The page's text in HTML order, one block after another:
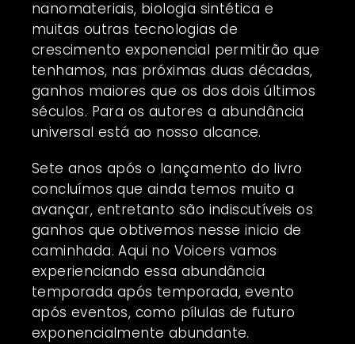
nanomateriais, biologia sintética e
muitas outras tecnologias de
crescimento exponencial permitirão que
tenhamos, nas próximas duas décadas,
ganhos maiores que os dos dois últimos
séculos. Para os autores a abundância
universal está ao nosso alcance.
Sete anos após o lançamento do livro
concluímos que ainda temos muito a
avançar, entretanto são indiscutíveis os
ganhos que obtivemos nesse inicio de
caminhada. Aqui no Voicers vamos
experienciando essa abundância
temporada após temporada, evento
após eventos, como pílulas de futuro
exponencialmente abundante.